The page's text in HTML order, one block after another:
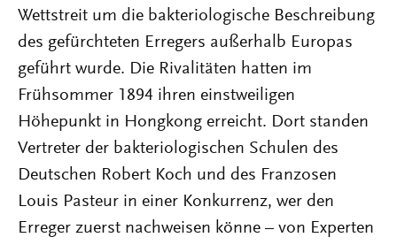
Wettstreit um die bakteriologische Beschreibung
des gefürchteten Erregers außerhalb Europas
geführt wurde. Die Rivalitäten hatten im
Frühsommer 1894 ihren einstweiligen
Höhepunkt in Hongkong erreicht. Dort standen
Vertreter der bakteriologischen Schulen des
Deutschen Robert Koch und des Franzosen
Louis Pasteur in einer Konkurrenz, wer den
Erreger zuerst nachweisen könne – von Experten